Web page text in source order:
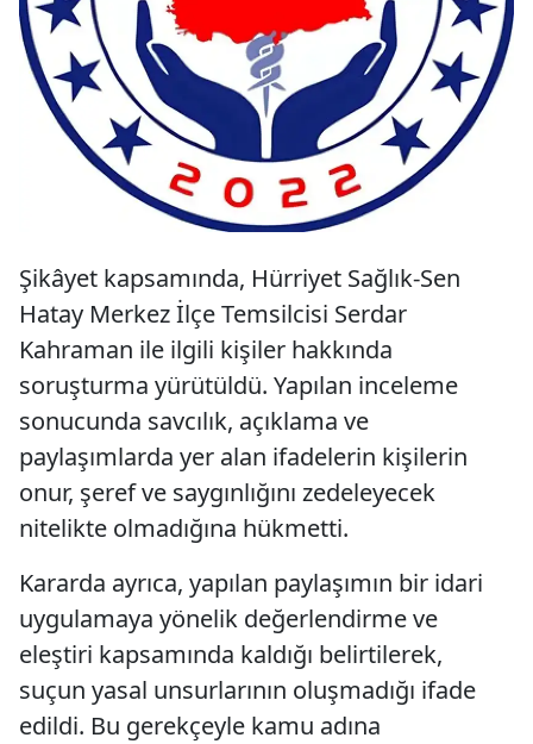
Şikâyet kapsamında, Hürriyet Sağlık-Sen
Hatay Merkez İlçe Temsilcisi Serdar
Kahraman ile ilgili kişiler hakkında
soruşturma yürütüldü. Yapılan inceleme
sonucunda savcılık, açıklama ve
paylaşımlarda yer alan ifadelerin kişilerin
onur, şeref ve saygınlığını zedeleyecek
nitelikte olmadığına hükmetti.
Kararda ayrıca, yapılan paylaşımın bir idari
uygulamaya yönelik değerlendirme ve
eleştiri kapsamında kaldığı belirtilerek,
suçun yasal unsurlarının oluşmadığı ifade
edildi. Bu gerekçeyle kamu adına